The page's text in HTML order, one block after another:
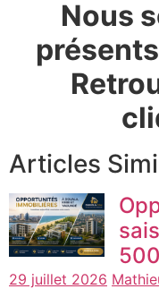
Nous
Articles
29 juillet 2026